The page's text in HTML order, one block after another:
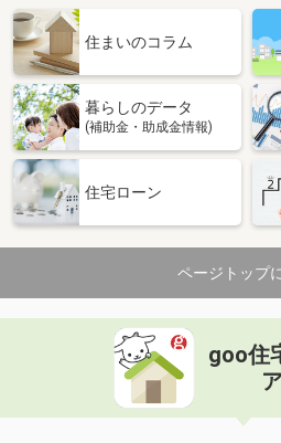
住まいのコラム
暮らしのデータ
(補助金・助成金情報)
住宅ローン
ページトップ
goo住